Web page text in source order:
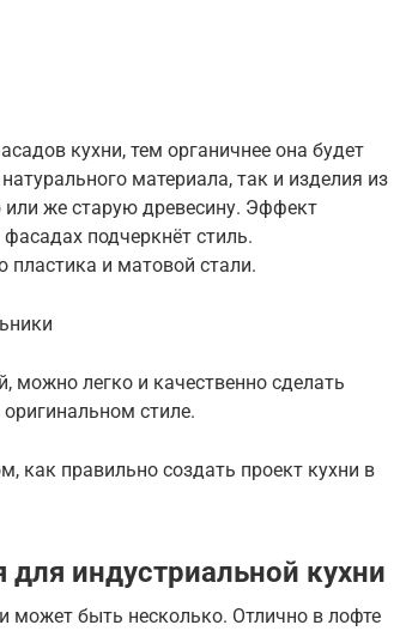
кухни, тем органичнее она будет
материала, так и изделия из
же старую древесину. Эффект
подчеркнёт стиль.
пластика и матовой стали.
легко и качественно сделать
стиле.
как правильно создать проект кухни в
индустриальной кухни
может быть несколько. Отлично в лофте